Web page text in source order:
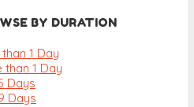
BY DURATION
1 Day
than 1 Day
Days
Days